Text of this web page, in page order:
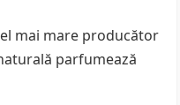
mai mare producător
parfumează